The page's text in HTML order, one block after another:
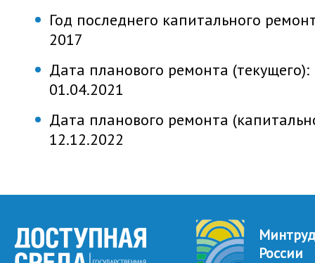
Год последнего капитального
2017
Дата планового ремонта (текущего):
01.04.2021
Дата планового ремонта
12.12.2022
Минтруд
России